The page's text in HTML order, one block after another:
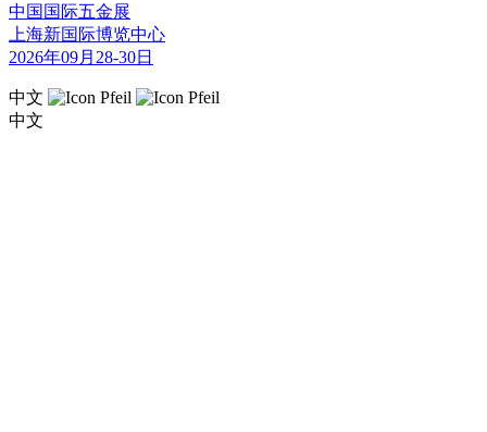
中国国际五金展
上海新国际博览中心
2026年09月28-30日
中文
中文